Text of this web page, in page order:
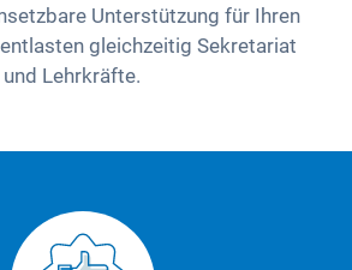
Unterstützung für Ihren
gleichzeitig Sekretariat
und Lehrkräfte.